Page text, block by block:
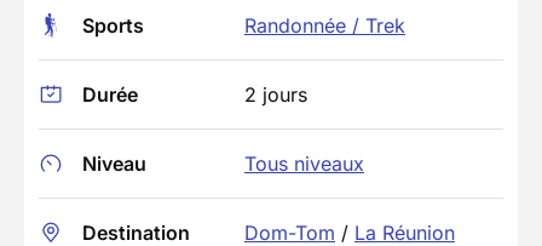
Sports Randonnée / Trek
Durée 2 jours
Niveau Tous niveaux
Destination Dom-Tom / La Réunion